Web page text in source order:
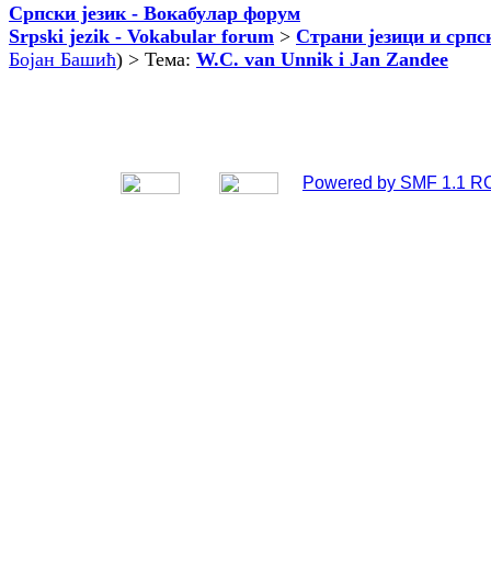
Српски језик - Вокабулар форум
Srpski jezik - Vokabular forum > Страни језици и
Бојан Башић) > Тема: W.C. van Unnik i Jan Zandee
Powered by SMF 1.1